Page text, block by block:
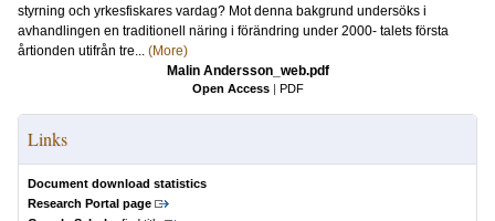
styrning och yrkesfiskares vardag? Mot denna bakgrund undersöks i
avhandlingen en traditionell näring i förändring under 2000- talets första
årtionden utifrån tre... (More)
Malin Andersson_web.pdf
Open Access | PDF
Links
Document download statistics
Research Portal page